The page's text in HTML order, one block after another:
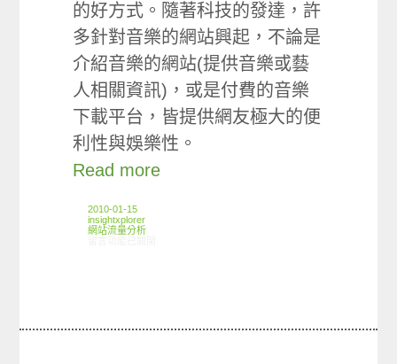
的好方式。隨著科技的發達，許
多針對音樂的網站興起，不論是
介紹音樂的網站(提供音樂或藝
人相關資訊)，或是付費的音樂
下載平台，皆提供網友極大的便
利性與娛樂性。
Read more
2010-01-15
insightxplorer
網站流量分析